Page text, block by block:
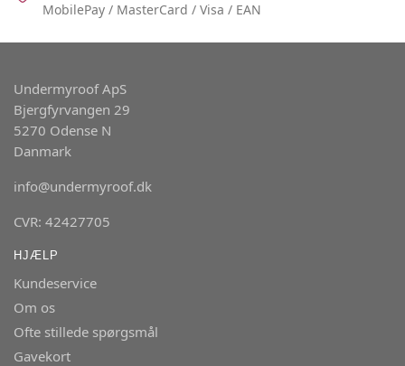
MobilePay / MasterCard / Visa / EAN
Undermyroof ApS
Bjergfyrvangen 29
5270 Odense N
Danmark
info@undermyroof.dk
CVR: 42427705
HJÆLP
Kundeservice
Om os
Ofte stillede spørgsmål
Gavekort